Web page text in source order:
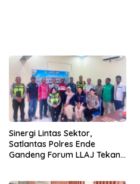
Sinergi Lintas Sektor,
Satlantas Polres Ende
Gandeng Forum LLAJ Tekan